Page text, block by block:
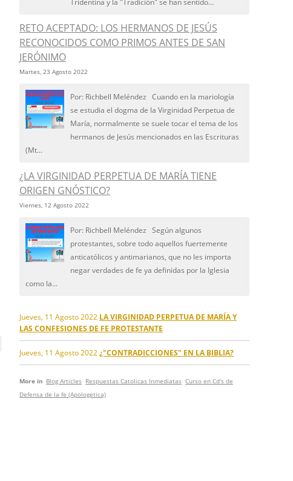
RETO ACEPTADO: LOS HERMANOS DE JESÚS
RECONOCIDOS COMO PRIMOS ANTES DE SAN
JERÓNIMO
Martes, 23 Agosto 2022
Por: Richbell Meléndez Cuando en la mariología
se estudia el dogma de la Virginidad Perpetua de
María, normalmente se suele tocar el tema de los
hermanos de Jesús mencionados en las Escrituras
(Mt...
¿LA VIRGINIDAD PERPETUA DE MARÍA TIENE
ORIGEN GNÓSTICO?
Viernes, 12 Agosto 2022
Por: Richbell Meléndez Según algunos
protestantes, sobre todo aquellos fuertemente
anticatólicos y antimarianos, que no les importa
negar verdades de fe ya definidas por la Iglesia
como la...
Jueves, 11 Agosto 2022 LA VIRGINIDAD PERPETUA DE MARÍA Y
LAS CONFESIONES DE FE PROTESTANTE
Jueves, 11 Agosto 2022 ¿"CONTRADICCIONES" EN LA BIBLIA?
More in Blog Articles Respuestas Catolicas Inmediatas Curso en Cd's de
Defensa de la fe (Apologetica)